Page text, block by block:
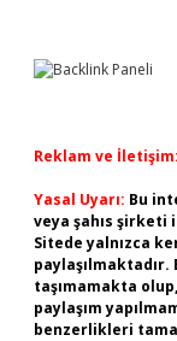
Reklam ve İletişim:
Yasal Uyarı: Bu
veya şahıs şirketi
Sitede yalnızca
taşımamakta
paylaşım
benzerlikleri